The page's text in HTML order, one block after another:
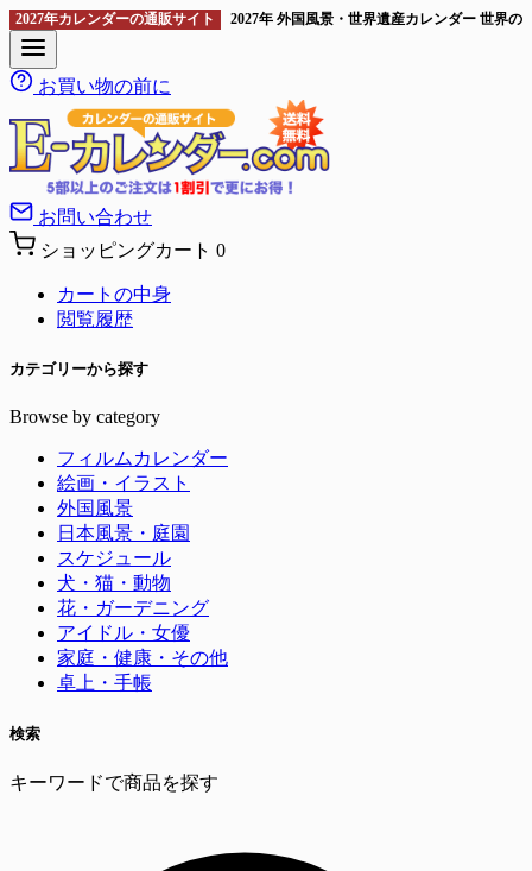
2027年カレンダーの通販サイト 2027年 外国風景・世界遺産カレンダー 世界の
お買い物の前に
お問い合わせ
ショッピングカート 0
カートの中身
閲覧履歴
カテゴリーから探す
Browse by category
フィルムカレンダー
絵画・イラスト
外国風景
日本風景・庭園
スケジュール
犬・猫・動物
花・ガーデニング
アイドル・女優
家庭・健康・その他
卓上・手帳
検索
キーワードで商品を探す